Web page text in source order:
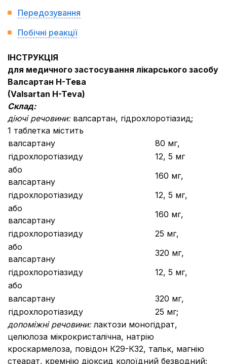
Передозування
Побічні реакції
ІНСТРУКЦІЯ
для медичного застосування лікарського засобу
Валсартан H-Тева
(Valsartan H-Teva)
Склад:
діючі речовини: валсартан, гідрохлоротіазид;
1 таблетка містить
валсартану
80 мг,
гідрохлоротіазиду
12, 5 мг
або
валсартану
160 мг,
гідрохлоротіазиду
12, 5 мг,
або
валсартану
160 мг,
гідрохлоротіазиду
25 мг,
або
валсартану
320 мг,
гідрохлоротіазиду
12, 5 мг,
або
валсартану
320 мг,
гідрохлоротіазиду
25 мг;
допоміжні речовини:лактози моногідрат,
целюлоза мікрокристалічна, натрію
кроскармелоза, повідон К29-К32, тальк, магнію
стеарат, кремнію діоксид колоїдний безводний;